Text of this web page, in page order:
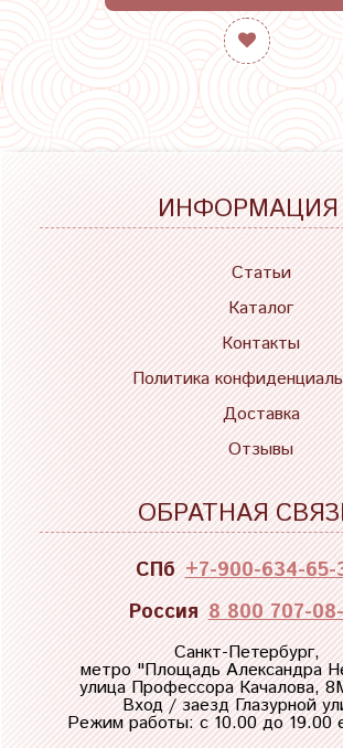
ИНФОРМАЦИЯ
Статьи
Каталог
Контакты
Политика
Доставка
Отзывы
ОБРАТНАЯ
СПб +7-900-634-65-
Россия 8 800 707-
Санкт-Петербург,
метро "Площадь Александра
улица Профессора Качалова,
Вход / заезд Глазурной
Режим работы: с 10.00 до 19.00